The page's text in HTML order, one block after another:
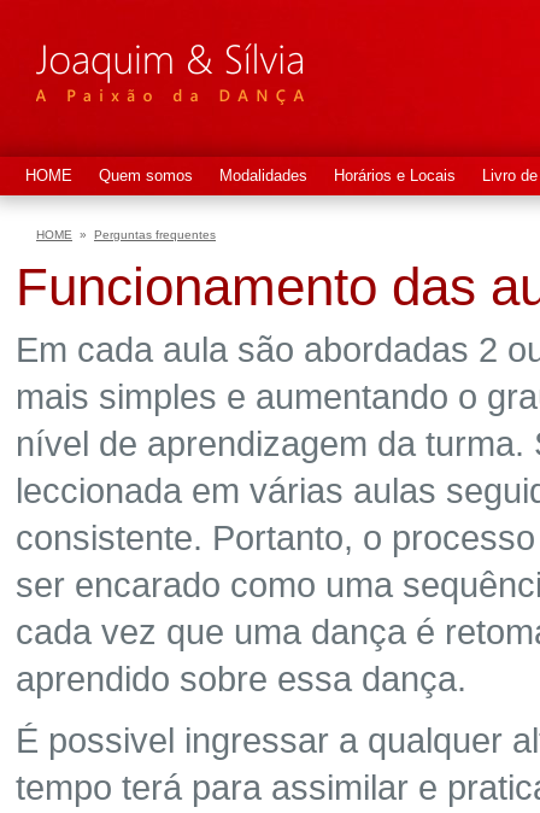
HOME Quem somos Modalidades Horários e Locais Livro
HOME » Perguntas frequentes
Funcionamento das
Em cada aula são abordadas 2
mais simples e aumentando o
nível de aprendizagem da
leccionada em várias aulas
consistente. Portanto, o
ser encarado como uma
cada vez que uma dança é
aprendido sobre essa dança.
É possivel ingressar a qualquer
tempo terá para assimilar e